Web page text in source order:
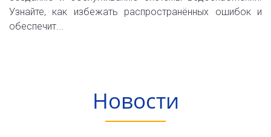
Узнайте, как избежать распространённых ошибок и
обеспечит...
Новости